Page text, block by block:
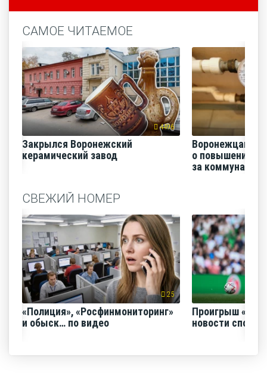
САМОЕ ЧИТАЕМОЕ
4496
Закрылся Воронежский
керамический завод
Воронежцам
о повышении
за
СВЕЖИЙ НОМЕР
25
«Полиция», «Росфинмониторинг»
и обыск… по видео
Проигрыш
новости